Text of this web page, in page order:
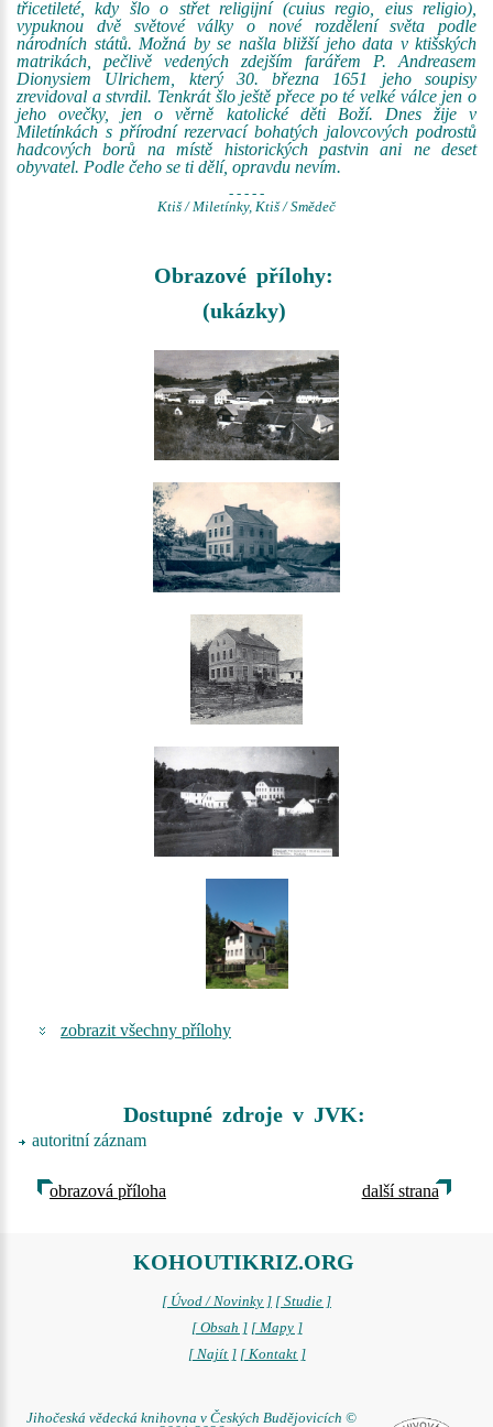
třicetileté, kdy šlo o střet religijní (cuius regio, eius religio),
vypuknou dvě světové války o nové rozdělení světa podle
národních států. Možná by se našla bližší jeho data v ktišských
matrikách, pečlivě vedených zdejším farářem P. Andreasem
Dionysiem Ulrichem, který 30. března 1651 jeho soupisy
zrevidoval a stvrdil. Tenkrát šlo ještě přece po té velké válce jen o
jeho ovečky, jen o věrně katolické děti Boží. Dnes žije v
Miletínkách s přírodní rezervací bohatých jalovcových podrostů
hadcových borů na místě historických pastvin ani ne deset
obyvatel. Podle čeho se ti dělí, opravdu nevím.
- - - - -
Ktiš / Miletínky, Ktiš / Smědeč
Obrazové přílohy:
(ukázky)
zobrazit všechny přílohy
Dostupné zdroje v JVK:
autoritní záznam
obrazová příloha další strana
KOHOUTIKRIZ.ORG
[ Úvod / Novinky ] [ Studie ]
[ Obsah ] [ Mapy ]
[ Najít ] [ Kontakt ]
Jihočeská vědecká knihovna v Českých Budějovicích ©